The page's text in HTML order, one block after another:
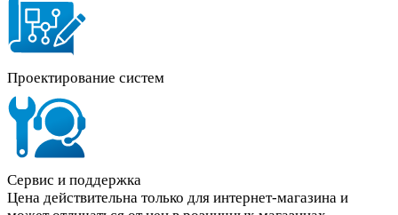
Проектирование систем
Сервис и поддержка
Цена действительна только для интернет-магазина и